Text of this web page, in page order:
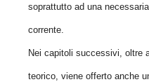
soprattutto ad una
corrente.
Nei capitoli successivi, oltre
teorico, viene offerto anche